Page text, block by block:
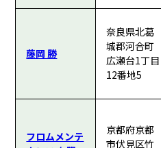
藤岡 勝
奈良県北葛
城郡河合町
広瀬台1丁目
12番地5
フロムメンテ
京都府京都
市伏見区竹